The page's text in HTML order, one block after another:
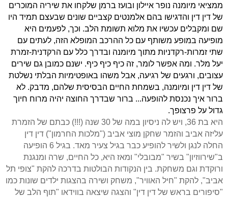
ממציאי מיומנה נופר איילון ובועז ברמן שלקחו את שיריה המוכרים
של דין דין והדגישו בהם אלמנטים קצביים שונים שבעצם תמיד היו
שם ומקבלים עכשיו את מלוא תשומת הלב. וכך, לפעמים היא
מופיעה במופע משותף עם כל ההרכב המופלא הזה, לעתים עם
שתי זמרות-רקדניות מתוך מיומנה ובדרך כלל עם הרקדנית-זמרת
יעל מלר. ומה אפשר לומר, זה כיף כיף כיף. ישנם כמובן גם שירים
עצובים, ורגעים של רגיעה, אבל משהו באופטימיות הבלתי נשלטת
של דין דין ומיומנה, בשמחת החיים הבסיסית שלהם, מדבק. לא
ברור איך נכנסת להופעה... ברור שבדרך החוצה יהיה מרוח חיוך
גדול על פרצופך.
היא בת 36, ויש לה ניסיון במה של 30 שנה (!!!) כבתם של הזמרת
עליזה אביב והזמר שחקן מוצי אביב ("מלכות החרמון") דין דין
החלה לנגן ולשיר להופיע כבר בגיל צעיר מאד. בגיל 6 הופיעה
ב"שירווזיון" בשיר "מבובלי" ומאז היא, כל החיים, שרה ומנגנת
ורוקדת וגם משחקת. בין הנקודות הבולטות בדרכה להקת "צופי תל
אביב", להקת "חיל האוויר", משחק ושירה בהצגות ילדים שונות כמו
"סיפורים בראש של דין דין" והצגה שיצאה בווידאו "תוף הלב של